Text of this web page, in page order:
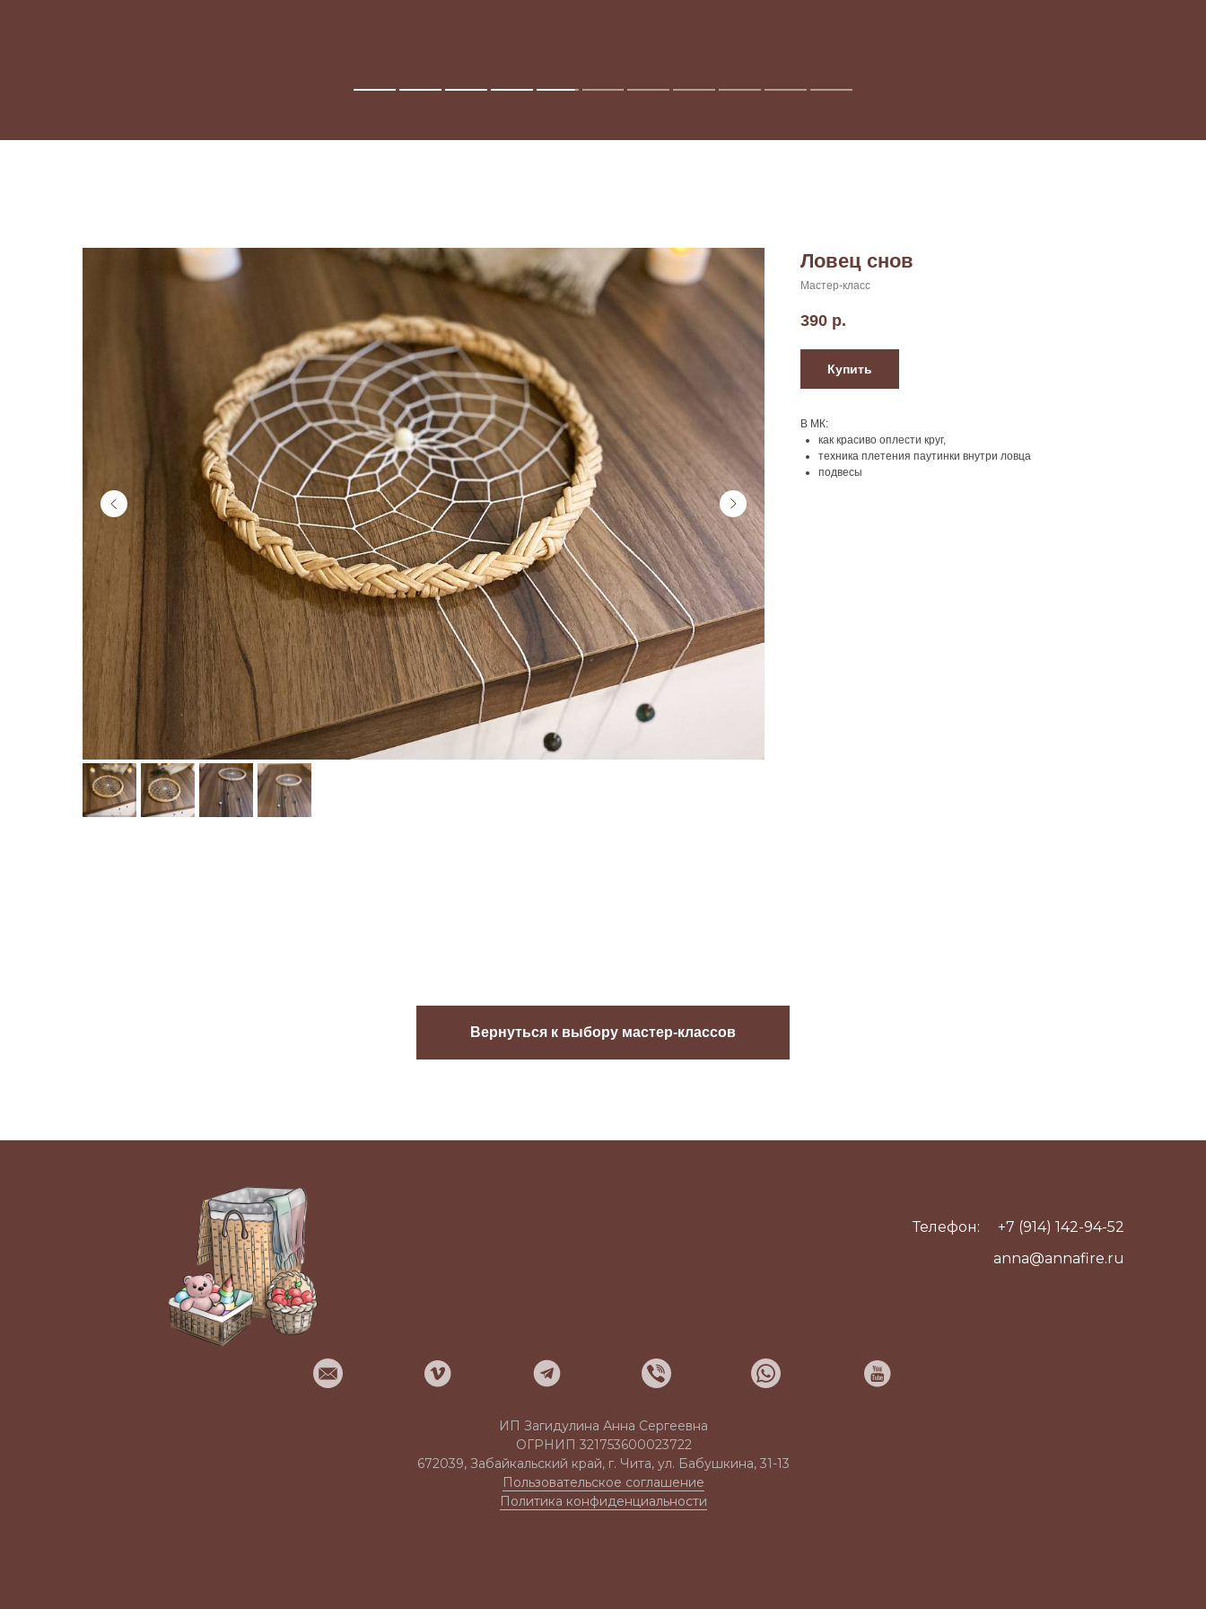
Ловец снов
Мастер-класс
390 р.
Купить
В МК:
как красиво оплести круг,
техника плетения паутинки внутри ловца
подвесы
Вернуться к выбору мастер-классов
ИП Загидулина Анна Сергеевна
ОГРНИП 321753600023722
672039, Забайкальский край, г. Чита, ул. Бабушкина, 31-13
Пользовательское соглашение
Политика конфиденциальности
Телефон:
+7 (914) 142-94-52
anna@annafire.ru